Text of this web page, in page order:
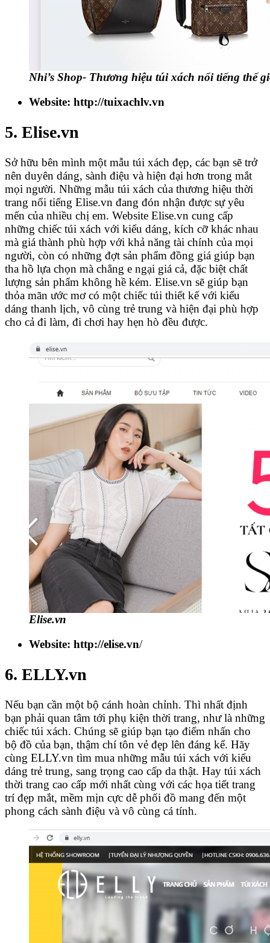
Nhi’s Shop- Thương hiệu túi xách nổi tiếng thế
Website: http://tuixachlv.vn
5. Elise.vn
Sở hữu bên mình một mẫu túi xách đẹp, các bạn sẽ trở
nên duyên dáng, sành điệu và hiện đại hơn trong mắt
mọi người. Những mẫu túi xách của thương hiệu thời
trang nổi tiếng Elise.vn đang đón nhận được sự yêu
mến của nhiều chị em. Website Elise.vn cung cấp
những chiếc túi xách với kiểu dáng, kích cỡ khác nhau
mà giá thành phù hợp với khả năng tài chính của mọi
người, còn có những đợt sản phẩm đồng giá giúp bạn
tha hồ lựa chọn mà chẳng e ngại giá cả, đặc biệt chất
lượng sản phẩm không hề kém. Elise.vn sẽ giúp bạn
thỏa mãn ước mơ có một chiếc túi thiết kế với kiểu
dáng thanh lịch, vô cùng trẻ trung và hiện đại phù hợp
cho cả đi làm, đi chơi hay hẹn hò đều được.
Elise.vn
Website: http://elise.vn/
6. ELLY.vn
Nếu bạn cần một bộ cánh hoàn chỉnh. Thì nhất định
bạn phải quan tâm tới phụ kiện thời trang, như là những
chiếc túi xách. Chúng sẽ giúp bạn tạo điểm nhấn cho
bộ đồ của bạn, thậm chí tôn vẻ đẹp lên đáng kể. Hãy
cùng ELLY.vn tìm mua những mẫu túi xách với kiểu
dáng trẻ trung, sang trọng cao cấp da thật. Hay túi xách
thời trang cao cấp mới nhất cùng với các họa tiết trang
trí đẹp mắt, mềm mịn cực dễ phối đồ mang đến một
phong cách sành điệu và vô cùng cá tính.